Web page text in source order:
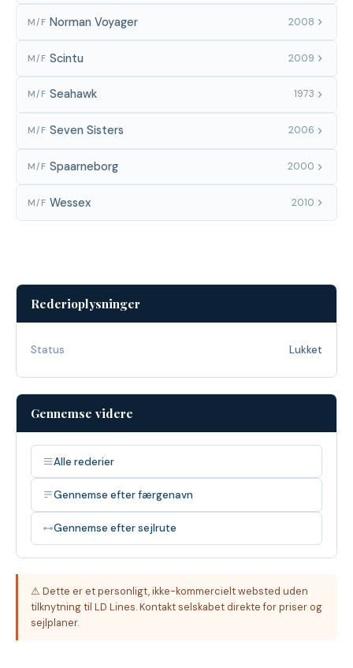
M/F Norman Voyager 2008
M/F Scintu 2009
M/F Seahawk 1973
M/F Seven Sisters 2006
M/F Spaarneborg 2000
M/F Wessex 2010
Rederioplysninger
Status Lukket
Gennemse videre
Alle rederier
Gennemse efter færgenavn
Gennemse efter sejlrute
⚠ Dette er et personligt, ikke-kommercielt websted uden
tilknytning til LD Lines. Kontakt selskabet direkte for priser og
sejlplaner.